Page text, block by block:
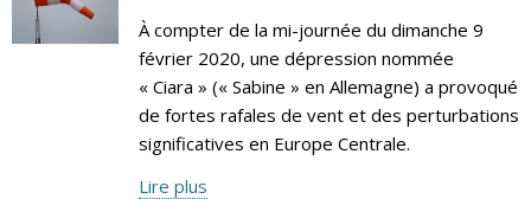
À compter de la mi-journée du dimanche 9
février 2020, une dépression nommée
« Ciara » (« Sabine » en Allemagne) a provoqué
de fortes rafales de vent et des perturbations
significatives en Europe Centrale.
Lire plus